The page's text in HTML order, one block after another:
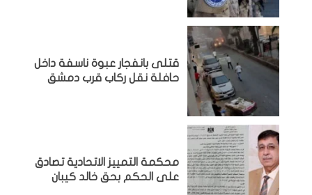
قتلى بانفجار عبوة ناسفة داخل
حافلة نقل ركاب قرب دمشق
محكمة التمييز الاتحادية تصادق
على الحكم بحق خالد كيبان